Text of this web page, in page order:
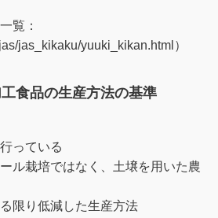
覧：
jas_kikaku/yuuki_kikan.html）
食品の生産方法の基準
っている
ル栽培ではなく、土壌を用いた農
限り低減した生産方法